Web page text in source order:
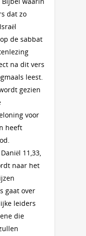
dat zo
de sabbat
na dit vers
leest.
gezien
voor
heeft
11,33,
naar het
gaat over
leiders
die